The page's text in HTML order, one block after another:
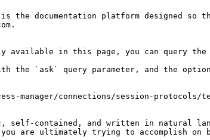
the documentation platform designed so
in this page, you can query the
the `ask` query parameter, and the
manager/connections/session-protocols/
self-contained, and written in natural
are ultimately trying to accomplish